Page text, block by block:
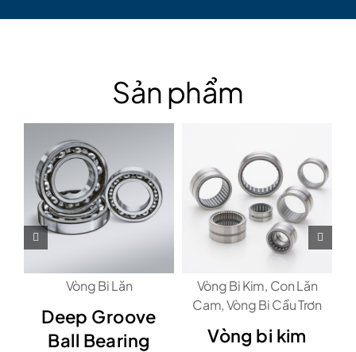
Sản phẩm
Vòng Bi Lăn
Deep Groove
Ball Bearing
Vòng Bi Kim, Con Lăn
Cam, Vòng Bi Cầu Trơn
Vòng bi kim